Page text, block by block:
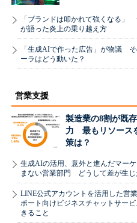
「ブランドは叩かれて強くなる」
が語った炎上の乗り越え方
「生成AIで作った広告」が物議
ーラはどう動いた？
営業支援
製造業の8割が既
力 最もリソース
策は？
生成AIの活用、意外と進んだマー
まない営業部門 どうして差が生じ
LINE公式アカウントを活用した営
ポート向けビジネスチャットサー
きること